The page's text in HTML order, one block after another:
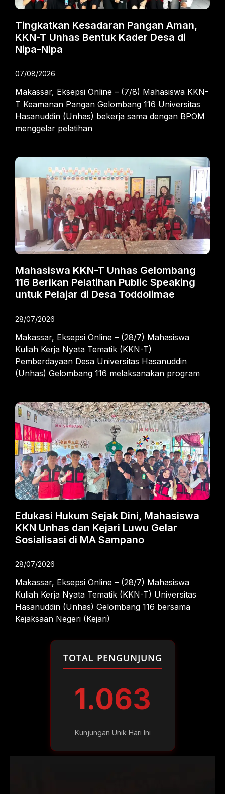
Tingkatkan Kesadaran Pangan Aman,
KKN-T Unhas Bentuk Kader Desa di
Nipa-Nipa
07/08/2026
Makassar, Eksepsi Online – (7/8) Mahasiswa KKN-
T Keamanan Pangan Gelombang 116 Universitas
Hasanuddin (Unhas) bekerja sama dengan BPOM
menggelar pelatihan
Mahasiswa KKN-T Unhas Gelombang
116 Berikan Pelatihan Public Speaking
untuk Pelajar di Desa Toddolimae
28/07/2026
Makassar, Eksepsi Online – (28/7) Mahasiswa
Kuliah Kerja Nyata Tematik (KKN-T)
Pemberdayaan Desa Universitas Hasanuddin
(Unhas) Gelombang 116 melaksanakan program
Edukasi Hukum Sejak Dini, Mahasiswa
KKN Unhas dan Kejari Luwu Gelar
Sosialisasi di MA Sampano
28/07/2026
Makassar, Eksepsi Online – (28/7) Mahasiswa
Kuliah Kerja Nyata Tematik (KKN-T) Universitas
Hasanuddin (Unhas) Gelombang 116 bersama
Kejaksaan Negeri (Kejari)
TOTAL PENGUNJUNG
1.063
Kunjungan Unik Hari Ini